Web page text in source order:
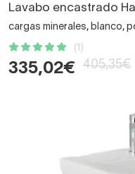
Lavabo encastrado
cargas minerales, blanco,
(1)
335,02€ 405,35€